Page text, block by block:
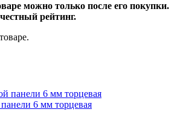
можно только после его покупки.
рейтинг.
6 мм торцевая